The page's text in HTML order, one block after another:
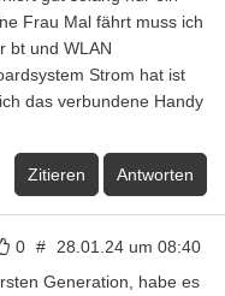
Frau Mal fährt muss ich
bt und WLAN
Strom hat ist
das verbundene Handy
Zitieren Antworten
0 # 28.01.24 um 08:40
Generation, habe es